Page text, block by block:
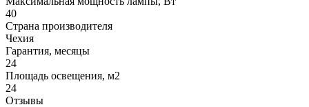
40
Страна производителя
Чехия
Гарантия, месяцы
24
Площадь освещения, м2
24
Отзывы